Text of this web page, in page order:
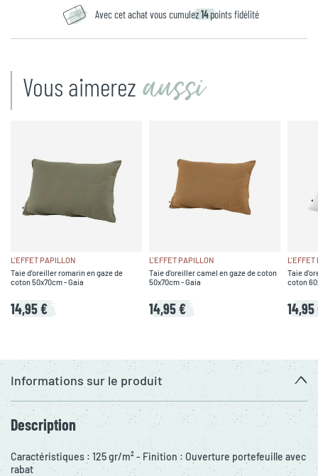
Avec cet achat vous cumulez14 points fidélité
Vous aimerez aussi
L'EFFET PAPILLON
Taie d'oreiller romarin en gaze de
coton 50x70cm - Gaia
14,95 €
L'EFFET PAPILLON
Taie d'oreiller camel en gaze de coton
50x70cm - Gaia
14,95 €
L'EFFET
Taie
coton
14,95
Informations sur le produit
Description
Caractéristiques : 125 gr/m² - Finition : Ouverture portefeuille avec
rabat